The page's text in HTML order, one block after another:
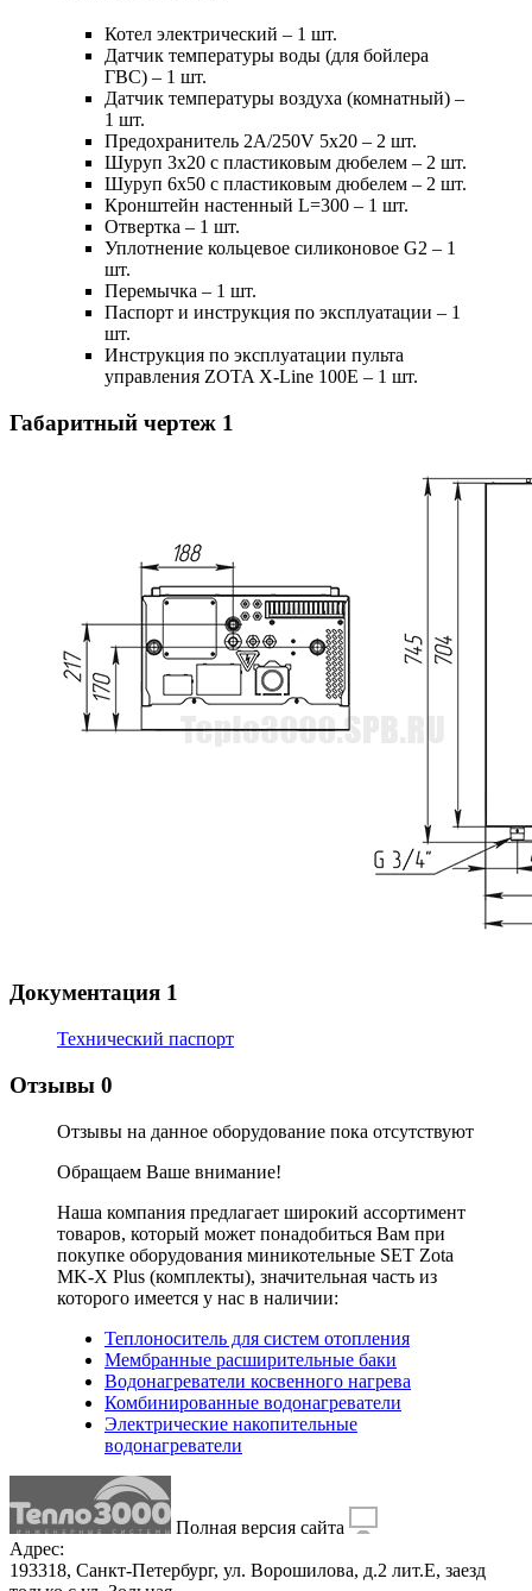
Котел электрический – 1 шт.
Датчик температуры воды (для бойлера
ГВС) – 1 шт.
Датчик температуры воздуха (комнатный) –
1 шт.
Предохранитель 2А/250V 5x20 – 2 шт.
Шуруп 3х20 с пластиковым дюбелем – 2 шт.
Шуруп 6х50 с пластиковым дюбелем – 2 шт.
Кронштейн настенный L=300 – 1 шт.
Отвертка – 1 шт.
Уплотнение кольцевое силиконовое G2 – 1
шт.
Перемычка – 1 шт.
Паспорт и инструкция по эксплуатации – 1
шт.
Инструкция по эксплуатации пульта
управления ZOTA X-Line 100E – 1 шт.
Габаритный чертеж 1
Документация 1
Технический паспорт
Отзывы 0
Отзывы на данное оборудование пока отсутствуют
Обращаем Ваше внимание!
Наша компания предлагает широкий ассортимент
товаров, который может понадобиться Вам при
покупке оборудования миникотельные SET Zota
MK-X Plus (комплекты), значительная часть из
которого имеется у нас в наличии:
Теплоноситель для систем отопления
Мембранные расширительные баки
Водонагреватели косвенного нагрева
Комбинированные водонагреватели
Электрические накопительные
водонагреватели
Полная версия сайта
Адрес:
193318, Санкт-Петербург, ул. Ворошилова, д.2 лит.Е, заезд